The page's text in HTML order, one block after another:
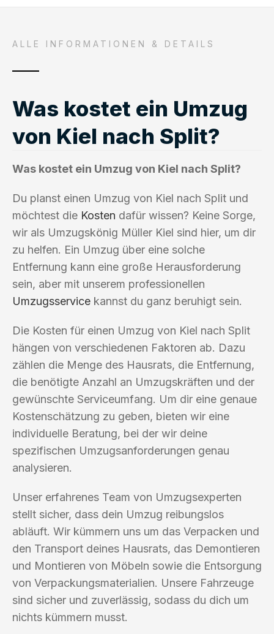
ALLE INFORMATIONEN & DETAILS
Was kostet ein Umzug
von Kiel nach Split?
Was kostet ein Umzug von Kiel nach Split?
Du planst einen Umzug von Kiel nach Split und
möchtest die Kosten dafür wissen? Keine Sorge,
wir als Umzugskönig Müller Kiel sind hier, um dir
zu helfen. Ein Umzug über eine solche
Entfernung kann eine große Herausforderung
sein, aber mit unserem professionellen
Umzugsservice kannst du ganz beruhigt sein.
Die Kosten für einen Umzug von Kiel nach Split
hängen von verschiedenen Faktoren ab. Dazu
zählen die Menge des Hausrats, die Entfernung,
die benötigte Anzahl an Umzugskräften und der
gewünschte Serviceumfang. Um dir eine genaue
Kostenschätzung zu geben, bieten wir eine
individuelle Beratung, bei der wir deine
spezifischen Umzugsanforderungen genau
analysieren.
Unser erfahrenes Team von Umzugsexperten
stellt sicher, dass dein Umzug reibungslos
abläuft. Wir kümmern uns um das Verpacken und
den Transport deines Hausrats, das Demontieren
und Montieren von Möbeln sowie die Entsorgung
von Verpackungsmaterialien. Unsere Fahrzeuge
sind sicher und zuverlässig, sodass du dich um
nichts kümmern musst.